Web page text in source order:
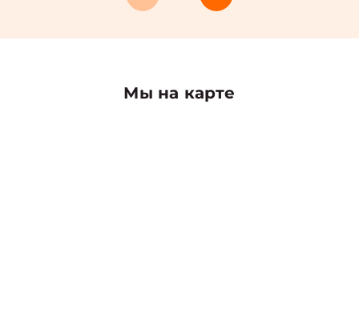
Мы на карте